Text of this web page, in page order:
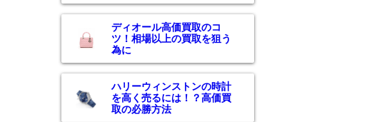
ディオール高価買取のコ
ツ！相場以上の買取を狙う
為に
ハリーウィンストンの時計
を高く売るには！？高価買
取の必勝方法